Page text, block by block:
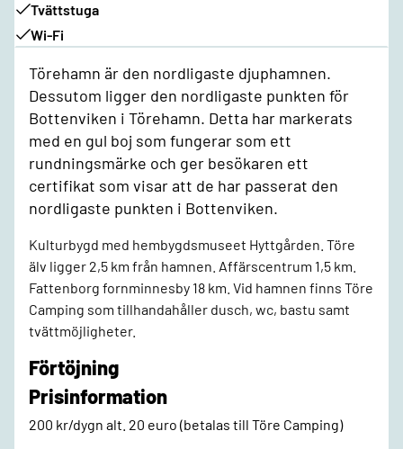
Tvättstuga
Wi-Fi
Törehamn är den nordligaste djuphamnen.
Dessutom ligger den nordligaste punkten för
Bottenviken i Törehamn. Detta har markerats
med en gul boj som fungerar som ett
rundningsmärke och ger besökaren ett
certifikat som visar att de har passerat den
nordligaste punkten i Bottenviken.
Kulturbygd med hembygdsmuseet Hyttgården. Töre
älv ligger 2,5 km från hamnen. Affärscentrum 1,5 km.
Fattenborg fornminnesby 18 km. Vid hamnen finns Töre
Camping som tillhandahåller dusch, wc, bastu samt
tvättmöjligheter.
Förtöjning
Prisinformation
200 kr/dygn alt. 20 euro (betalas till Töre Camping)